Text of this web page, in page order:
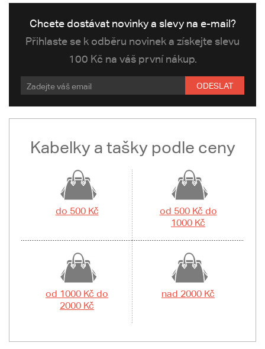
Chcete dostávat novinky a slevy na e-mail?
Přihlaste se k odběru novinek a získejte slevu
100 Kč na váš první nákup.
ODESLAT
Kabelky a tašky podle ceny
do 500 Kč
od 500 Kč do
1000 Kč
od 1000 Kč do
2000 Kč
nad 2000 Kč